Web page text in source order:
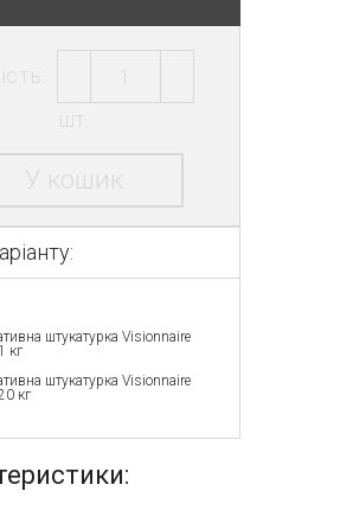
шт.
У кошик
штукатурка Visionnaire
кг
штукатурка Visionnaire
кг